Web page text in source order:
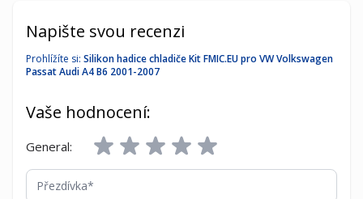
Napište svou recenzi
Prohlížíte si: Silikon hadice chladiče Kit FMIC.EU pro VW Volkswagen
Passat Audi A4 B6 2001-2007
Vaše hodnocení:
General:
Přezdívka